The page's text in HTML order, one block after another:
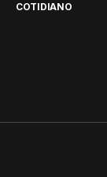
COTIDIANO